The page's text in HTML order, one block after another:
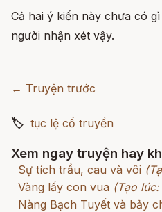
Cả hai ý kiến này chưa có
người nhận xét vậy.
← Truyện trước
🏷 tục lệ cổ truyền
Xem ngay truyện hay
Sự tích trầu, cau và vôi
Vàng lấy con vua (Tạo
Nàng Bạch Tuyết và bảy